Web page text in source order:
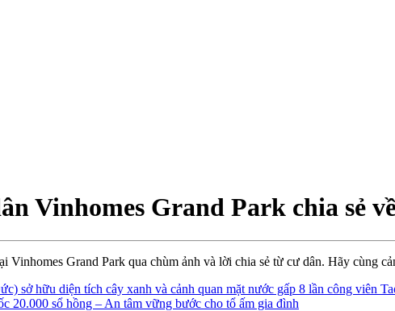
Vinhomes Grand Park chia sẻ
Vinhomes Grand Park qua chùm ảnh và lời chia sẻ từ cư dân. Hãy cùng
sở hữu diện tích cây xanh và cảnh quan mặt nước gấp 8 lần công viên
20.000 sổ hồng – An tâm vững bước cho tổ ấm gia đình